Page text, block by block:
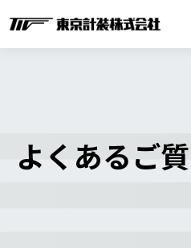
よくあるご